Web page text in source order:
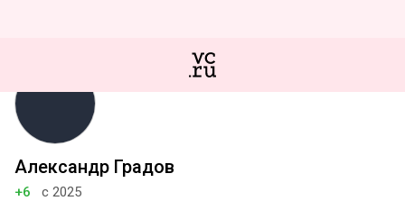
Александр Градов
+6
с 2025